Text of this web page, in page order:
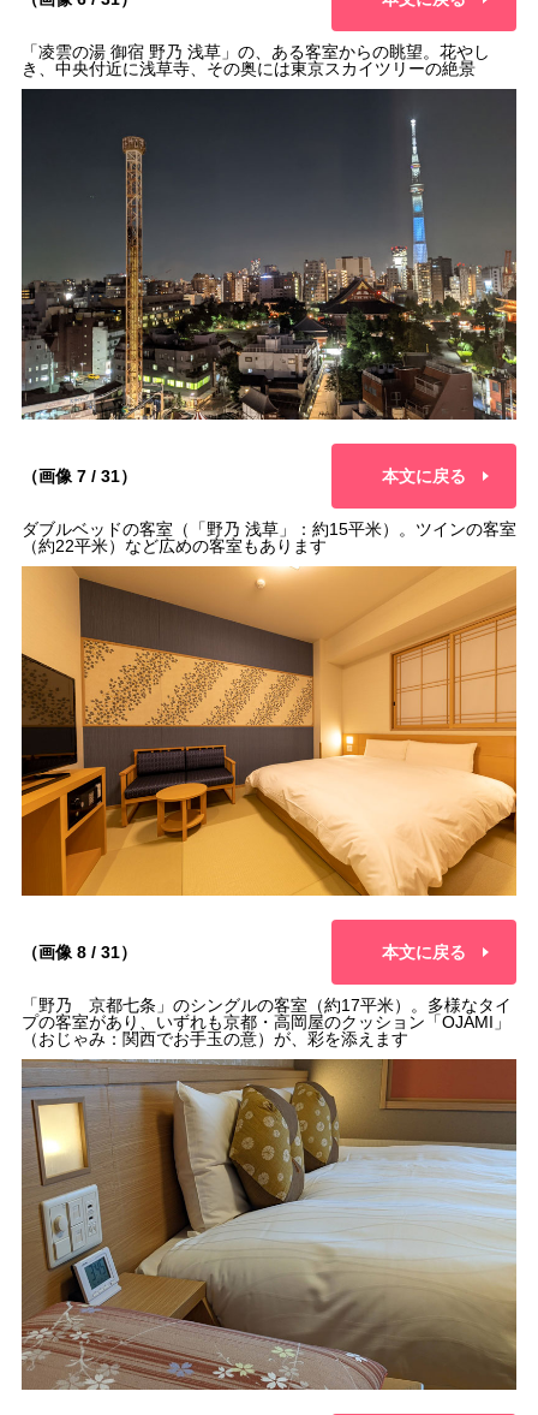
「凌雲の湯 御宿 野乃 浅草」の、ある客室からの眺望。花やし
き、中央付近に浅草寺、その奥には東京スカイツリーの絶景
（画像 7 / 31） 本文に戻る
ダブルベッドの客室（「野乃 浅草」：約15平米）。ツインの客室
（約22平米）など広めの客室もあります
（画像 8 / 31） 本文に戻る
「野乃 京都七条」のシングルの客室（約17平米）。多様なタイ
プの客室があり、いずれも京都・高岡屋のクッション「OJAMI」
（おじゃみ：関西でお手玉の意）が、彩を添えます